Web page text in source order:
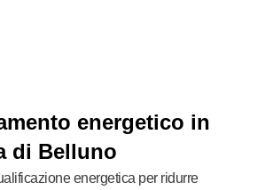
energetico in
di Belluno
energetica per ridurre